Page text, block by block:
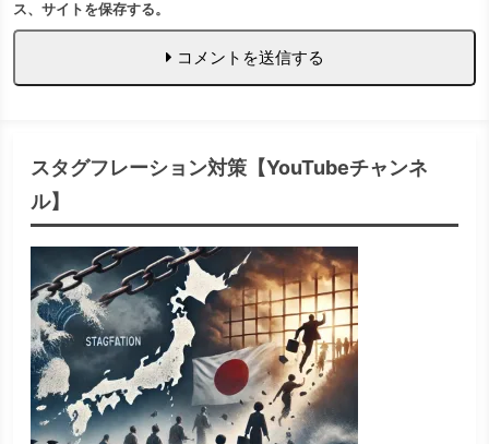
ス、サイトを保存する。
コメントを送信する
スタグフレーション対策【YouTubeチャンネ
ル】